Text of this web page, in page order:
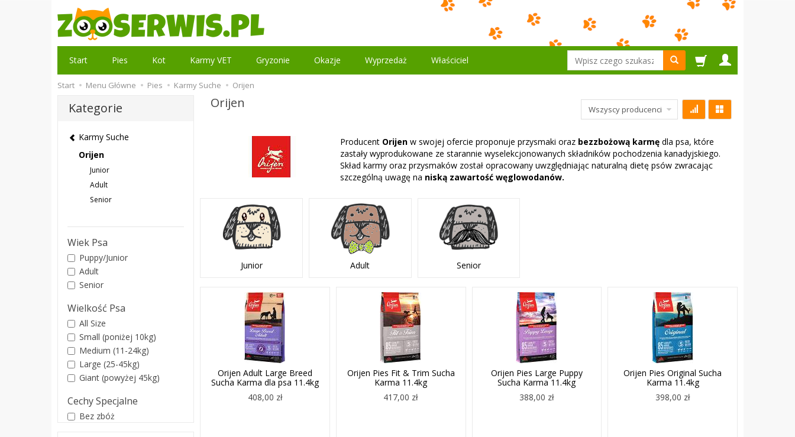
Wyszukaj
Start Pies Kot Karmy VET Gryzonie Okazje Wyprzedaż Właściciel
Start Menu Główne Pies Karmy Suche Orijen
Orijen
Producent Orijen w swojej ofercie proponuje przysmaki oraz bezzbożową karmę dla psa, które
zastały wyprodukowane ze starannie wyselekcjonowanych składników pochodzenia kanadyjskiego.
Skład karmy oraz przysmaków został opracowany uwzględniając naturalną dietę psów zwracając
szczególną uwagę na niską zawartość węglowodanów.
Junior Adult Senior
Orijen Adult Large Breed
Sucha Karma dla psa 11.4kg
408,00 zł
Orijen Pies Fit & Trim Sucha
Karma 11.4kg
417,00 zł
Orijen Pies Large Puppy
Sucha Karma 11.4kg
388,00 zł
Orijen Pies Original Sucha
Karma 11.4kg
398,00 zł
Kategorie
Karmy Suche
Orijen
Junior
Adult
Senior
Wiek Psa
Puppy/Junior
Adult
Senior
Wielkość Psa
All Size
Small (poniżej 10kg)
Medium (11-24kg)
Large (25-45kg)
Giant (powyżej 45kg)
Cechy Specjalne
Bez zbóż